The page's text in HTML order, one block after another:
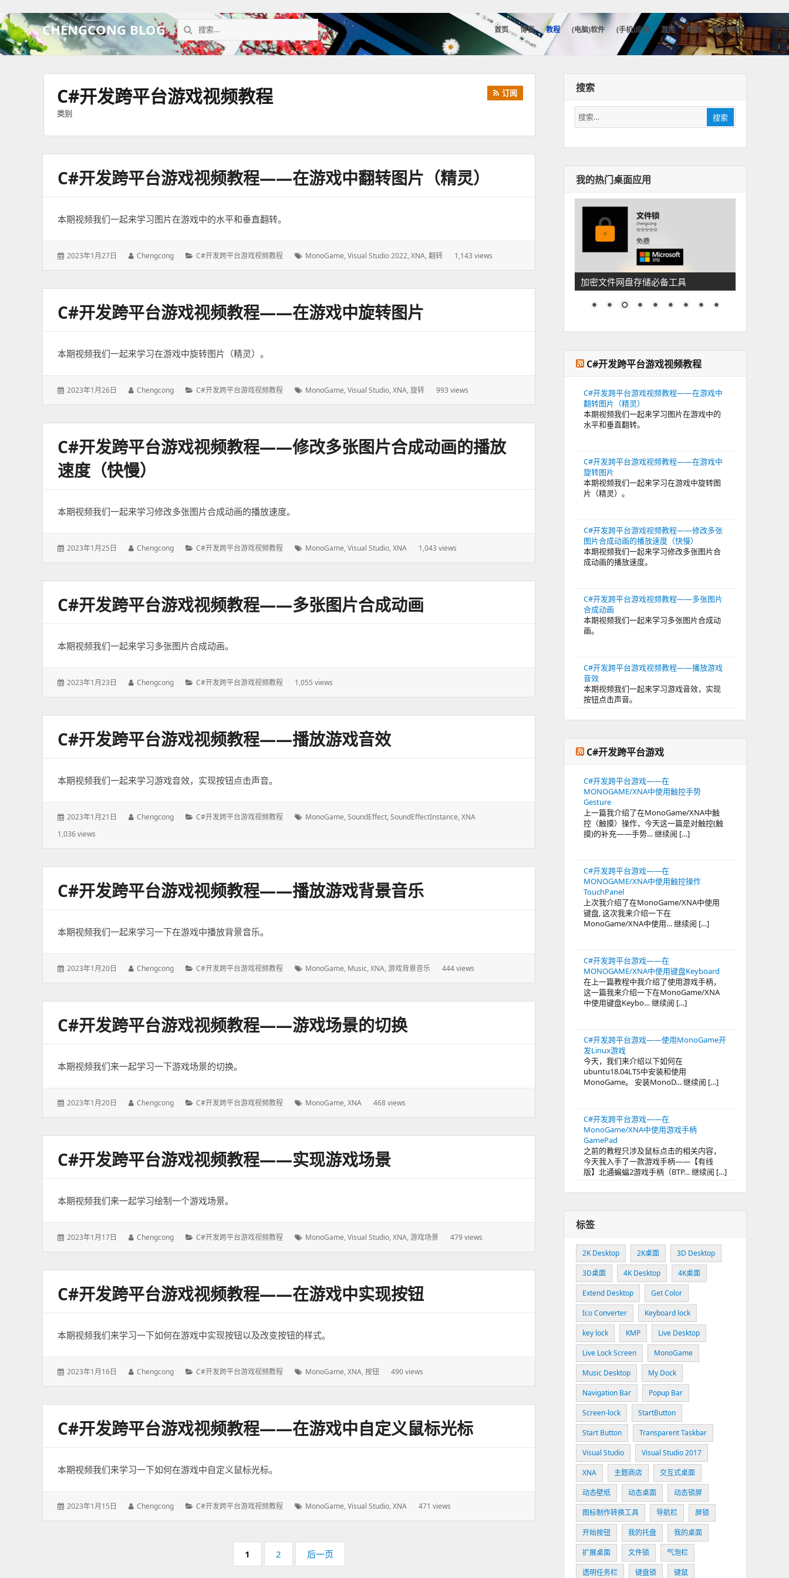
CHENGCONG BLOG
搜
索：
首页 博客 教程 (电脑)软件 (手机)应用 游戏 帮助 隐私申明
C#开发跨平台游戏视频教程
类别
订阅
C#开发跨平台游戏视频教程——在游戏中翻转图片（精灵）
本期视频我们一起来学习图片在游戏中的水平和垂直翻转。
发
2023年1月27日
作
Chengcong
分
C#开发跨平台游戏视频教程
标
MonoGame,Visual Studio 2022,XNA,翻转 1,143 views
C#开发跨平台游戏视频教程——在游戏中旋转图片
本期视频我们一起来学习在游戏中旋转图片（精灵）。
发
2023年1月26日
作
Chengcong
分
C#开发跨平台游戏视频教程
标
MonoGame,Visual Studio,XNA,旋转 993 views
C#开发跨平台游戏视频教程——修改多张图片合成动画的播放
速度（快慢）
本期视频我们一起来学习修改多张图片合成动画的播放速度。
发
2023年1月25日
作
Chengcong
分
C#开发跨平台游戏视频教程
标
MonoGame,Visual Studio,XNA 1,043 views
C#开发跨平台游戏视频教程——多张图片合成动画
本期视频我们一起来学习多张图片合成动画。
发
2023年1月23日
作
Chengcong
分
C#开发跨平台游戏视频教程 1,055 views
C#开发跨平台游戏视频教程——播放游戏音效
本期视频我们一起来学习游戏音效，实现按钮点击声音。
发
于：
2023年1月21日
作
Chengcong
分
C#开发跨平台游戏视频教程
标
MonoGame,SoundEffect,SoundEffectInstance,XNA
1,036 views
C#开发跨平台游戏视频教程——播放游戏背景音乐
本期视频我们一起来学习一下在游戏中播放背景音乐。
发
2023年1月20日
作
Chengcong
分
C#开发跨平台游戏视频教程
标
MonoGame, Music,XNA,游戏背景音乐 444 views
C#开发跨平台游戏视频教程——游戏场景的切换
本期视频我们来一起学习一下游戏场景的切换。
发
2023年1月20日
作
Chengcong
分
C#开发跨平台游戏视频教程
标
MonoGame,XNA 468 views
C#开发跨平台游戏视频教程——实现游戏场景
本期视频我们来一起学习绘制一个游戏场景。
发
2023年1月17日
作
Chengcong
分
C#开发跨平台游戏视频教程
标
MonoGame,Visual Studio,XNA,游戏场景 479 views
C#开发跨平台游戏视频教程——在游戏中实现按钮
本期视频我们来学习一下如何在游戏中实现按钮以及改变按钮的样式。
发
2023年1月16日
作
Chengcong
分
C#开发跨平台游戏视频教程
标
MonoGame,XNA,按钮 490 views
C#开发跨平台游戏视频教程——在游戏中自定义鼠标光标
本期视频我们来学习一下如何在游戏中自定义鼠标光标。
发
2023年1月15日
作
Chengcong
分
C#开发跨平台游戏视频教程
标
MonoGame,Visual Studio,XNA 471 views
页
码：
1
页
码：
2 后一页
搜索
搜
索：
搜索
我的热门桌面应用
加密文件网盘存储必备工具
C#开发跨平台游戏视频教程
C#开发跨平台游戏视频教程——在游戏中
翻转图片（精灵）
本期视频我们一起来学习图片在游戏中的
水平和垂直翻转。
C#开发跨平台游戏视频教程——在游戏中
旋转图片
本期视频我们一起来学习在游戏中旋转图
片（精灵）。
C#开发跨平台游戏视频教程——修改多张
图片合成动画的播放速度（快慢）
本期视频我们一起来学习修改多张图片合
成动画的播放速度。
C#开发跨平台游戏视频教程——多张图片
合成动画
本期视频我们一起来学习多张图片合成动
画。
C#开发跨平台游戏视频教程——播放游戏
音效
本期视频我们一起来学习游戏音效，实现
按钮点击声音。
C#开发跨平台游戏
C#开发跨平台游戏——在
MONOGAME/XNA中使用触控手势
Gesture
上一篇我介绍了在MonoGame/XNA中触
控（触摸）操作，今天这一篇是对触控(触
摸)的补充——手势… 继续阅 […]
C#开发跨平台游戏——在
MONOGAME/XNA中使用触控操作
TouchPanel
上次我介绍了在MonoGame/XNA中使用
键盘, 这次我来介绍一下在
MonoGame/XNA中使用… 继续阅 […]
C#开发跨平台游戏——在
MONOGAME/XNA中使用键盘Keyboard
在上一篇教程中我介绍了使用游戏手柄，
这一篇我来介绍一下在MonoGame/XNA
中使用键盘Keybo… 继续阅 […]
C#开发跨平台游戏——使用MonoGame开
发Linux游戏
今天，我们来介绍以下如何在
ubuntu18.04LTS中安装和使用
MonoGame。 安装MonoD… 继续阅 […]
C#开发跨平台游戏——在
MonoGame/XNA中使用游戏手柄
GamePad
之前的教程只涉及鼠标点击的相关内容，
今天我入手了一款游戏手柄——【有线
版】北通蝙蝠2游戏手柄（BTP… 继续阅 […]
标签
2K Desktop 2K桌面
3D Desktop
3D桌面
4K Desktop
4K桌面
Extend Desktop
Get Color
Ico Converter
Keyboard lock
key lock
KMP
Live Desktop
Live Lock Screen
MonoGame
Music Desktop
My Dock
Navigation Bar
Popup Bar
Screen-lock
StartButton
Start Button
Transparent Taskbar
Visual Studio
Visual Studio 2017
XNA
主题商店
交互式桌面
动态壁纸
动态桌面
动态锁屏
图标制作转换工具
导航栏
屏锁
开始按钮
我的托盘
我的桌面
扩展桌面
文件锁
气泡栏
透明任务栏
键盘锁 键鼠